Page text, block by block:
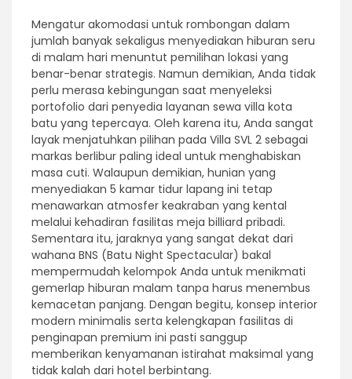
Mengatur akomodasi untuk rombongan dalam
jumlah banyak sekaligus menyediakan hiburan seru
di malam hari menuntut pemilihan lokasi yang
benar-benar strategis. Namun demikian, Anda tidak
perlu merasa kebingungan saat menyeleksi
portofolio dari penyedia layanan sewa villa kota
batu yang tepercaya. Oleh karena itu, Anda sangat
layak menjatuhkan pilihan pada Villa SVL 2 sebagai
markas berlibur paling ideal untuk menghabiskan
masa cuti. Walaupun demikian, hunian yang
menyediakan 5 kamar tidur lapang ini tetap
menawarkan atmosfer keakraban yang kental
melalui kehadiran fasilitas meja billiard pribadi.
Sementara itu, jaraknya yang sangat dekat dari
wahana BNS (Batu Night Spectacular) bakal
mempermudah kelompok Anda untuk menikmati
gemerlap hiburan malam tanpa harus menembus
kemacetan panjang. Dengan begitu, konsep interior
modern minimalis serta kelengkapan fasilitas di
penginapan premium ini pasti sanggup
memberikan kenyamanan istirahat maksimal yang
tidak kalah dari hotel berbintang.